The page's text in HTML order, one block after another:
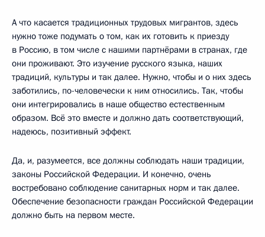
А что касается традиционных трудовых мигрантов, здесь
нужно тоже подумать о том, как их готовить к приезду
в Россию, в том числе с нашими партнёрами в странах, где
они проживают. Это изучение русского языка, наших
традиций, культуры и так далее. Нужно, чтобы и о них здесь
заботились, по-человечески к ним относились. Так, чтобы
они интегрировались в наше общество естественным
образом. Всё это вместе и должно дать соответствующий,
надеюсь, позитивный эффект.
Да, и, разумеется, все должны соблюдать наши традиции,
законы Российской Федерации. И конечно, очень
востребовано соблюдение санитарных норм и так далее.
Обеспечение безопасности граждан Российской Федерации
должно быть на первом месте.